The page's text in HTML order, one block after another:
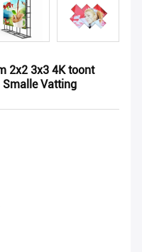
2x2 3x3 4K toont
Smalle Vatting